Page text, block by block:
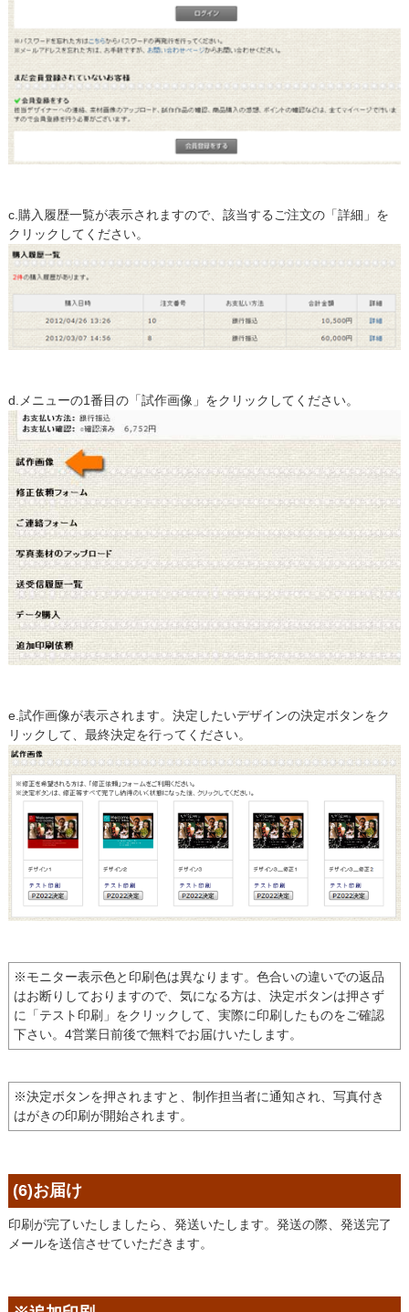
c.購入履歴一覧が表示されますので、該当するご注文の「詳細」を
クリックしてください。
d.メニューの1番目の「試作画像」をクリックしてください。
e.試作画像が表示されます。決定したいデザインの決定ボタンをク
リックして、最終決定を行ってください。
※モニター表示色と印刷色は異なります。色合いの違いでの返品
はお断りしておりますので、気になる方は、決定ボタンは押さず
に「テスト印刷」をクリックして、実際に印刷したものをご確認
下さい。4営業日前後で無料でお届けいたします。
※決定ボタンを押されますと、制作担当者に通知され、写真付き
はがきの印刷が開始されます。
(6)お届け
印刷が完了いたしましたら、発送いたします。発送の際、発送完了
メールを送信させていただきます。